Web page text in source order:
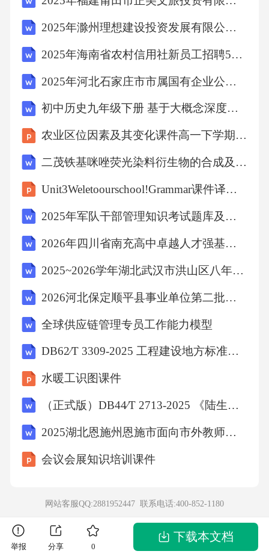
问题，改造方案经过多轮协商调整后顺利实
施，得到居民一致认可。这一做法体现了（）
A.基层群众自治制度是我国的根本政治制度B.
民主协商是我国社会主义民主政治的唯一形式
C.社区居委会是我国的基层行政机关D.人民当
家作主是社会主义民主政治的本质特征16.新时
代是奋斗者的时代，无数劳动者在平凡岗位上
创造不平凡的业绩：快递小哥奔波在大街小巷
术难关，教师扎根三尺讲台培育时代新人……
这启示我们青少年（）①只要脚踏实地就能实
现人生价值②劳动成就梦想，实干创造未来③
要在奋斗中奉献青春，担当时代使命④职业有
分工，不同职业都能为社会发展作贡献A.①②
③B.①②④C.①③④D.②③④二、非选择题（本
大题共4小题，共计28分）17.（8分）2024年江
苏省启动“净网·清朗”网络文明建设专项行动，
络有害内容，整治未成年人网络沉迷问题，引
导全社会共建清朗网络空间。某校响应行动号
召，开展“做网络正能量传递者”主题活动，请你
参与完成以下任务：（1）从“合理利用网络”的
024年是我国现行宪法颁布实施42周年，江苏省
2025年滁州理想建设投资发展有限公司公开招聘2名笔试历年常考点试题专练附带答案详解
2025年海南省农村信用社新员工招聘598人笔试历年典型考题及考点剖析附带答案详解
2025年河北石家庄市市属国有企业公开招聘管理人员及专业技术人员587名笔试历年常考点试题专练附带答案详解
初中历史九年级下册 基于大概念深度学习的单元整体教学设计
农业区位因素及其变化课件高一下学期地理人教版(1)-1
二茂铁基咪唑荧光染料衍生物的合成及其离子识别性能研究
Unit3Weletoourschool!Grammar课件译林版七年级英语上册
2025年军队干部管理知识考试题库及答案
2026年四川省南充高中卓越人才强基训练九年级上学期物理试卷
2025~2026学年湖北武汉市洪山区八年级上学期期末物理试卷
2026河北保定顺平县事业单位第二批次公开选调工作人员69名笔试备考试题及答案解析
全球供应链管理专员工作能力模型
DB62∕T 3309-2025 工程建设地方标准编制标准
水暖工识图课件
（正式版）DB44∕T 2713-2025 《陆生野生动物样品采集和保存技术规范》
2025湖北恩施州恩施市面向市外教师选调60人笔试备考试题及答案解析
会议会展知识培训课件
网站客服QQ:2881952447 联系电话:400-852-1180
举报 分享 0
下载本文档